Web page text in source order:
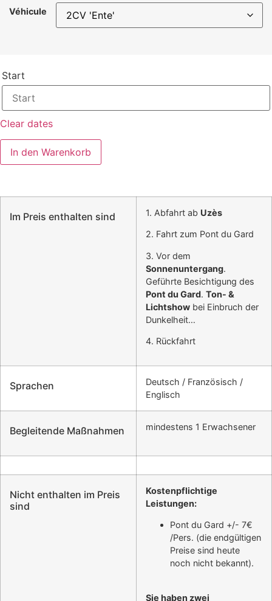
Véhicule
Start
Clear dates
In den Warenkorb
Im Preis enthalten sind 1. Abfahrt ab Uzès
2. Fahrt zum Pont du Gard
3. Vor dem
Sonnenuntergang.
Geführte Besichtigung des
Pont du Gard. Ton- &
Lichtshow bei Einbruch der
Dunkelheit…
4. Rückfahrt
Sprachen
Deutsch / Französisch /
Englisch
Begleitende Maßnahmen mindestens 1 Erwachsener
Nicht enthalten im Preis
sind
Kostenpflichtige
Leistungen:
Pont du Gard +/- 7€
/Pers. (die endgültigen
Preise sind heute
noch nicht bekannt).
Sie haben zwei